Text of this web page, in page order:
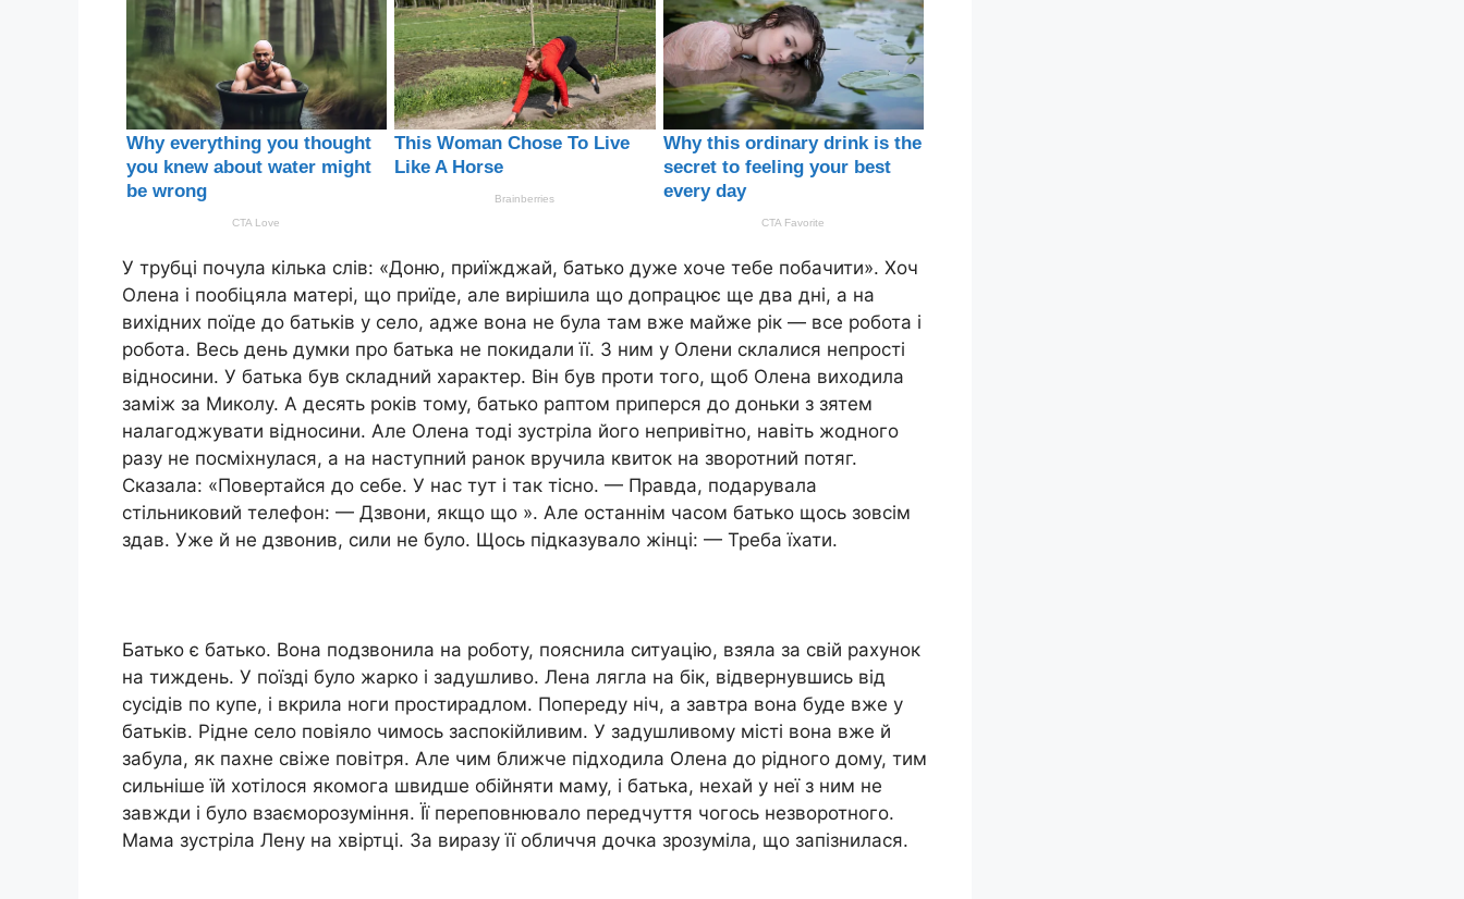
У трубці почула кілька слів: «Доню, приїжджай, батько дуже хоче тебе побачити». Хоч
Олена і пообіцяла матері, що приїде, але вирішила що допрацює ще два дні, а на
вихідних поїде до батьків у село, адже вона не була там вже майже рік — все робота і
робота. Весь день думки про батька не покидали її. З ним у Олени склалися непрості
відносини. У батька був складний характер. Він був проти того, щоб Олена виходила
заміж за Миколу. А десять років тому, батько раптом приперся до доньки з зятем
налагоджувати відносини. Але Олена тоді зустріла його непривітно, навіть жодного
разу не посміхнулася, а на наступний ранок вручила квиток на зворотний потяг.
Сказала: «Повертайся до себе. У нас тут і так тісно. — Правда, подарувала
стільниковий телефон: — Дзвони, якщо що ». Але останнім часом батько щось зовсім
здав. Уже й не дзвонив, сили не було. Щось підказувало жінці: — Треба їхати.
Батько є батько. Вона подзвонила на роботу, пояснила ситуацію, взяла за свій рахунок
на тиждень. У поїзді було жарко і задушливо. Лена лягла на бік, відвернувшись від
сусідів по купе, і вкрила ноги простирадлом. Попереду ніч, а завтра вона буде вже у
батьків. Рідне село повіяло чимось заспокійливим. У задушливому місті вона вже й
забула, як пахне свіже повітря. Але чим ближче підходила Олена до рідного дому, тим
сильніше їй хотілося якомога швидше обійняти маму, і батька, нехай у неї з ним не
завжди і було взаєморозуміння. Її переповнювало передчуття чогось незворотного.
Мама зустріла Лену на хвіртці. За виразу її обличчя дочка зрозуміла, що запізнилася.